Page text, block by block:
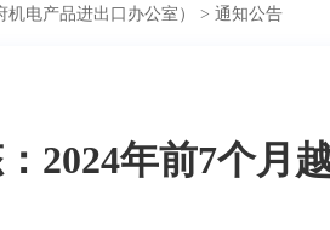
电产品进出口办公室） > 通知公告
2024年前7个月